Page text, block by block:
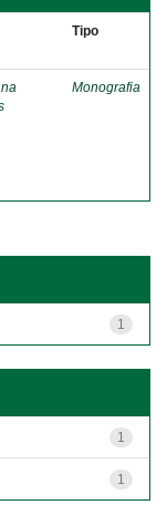
Tipo
Monografia
1
1
1